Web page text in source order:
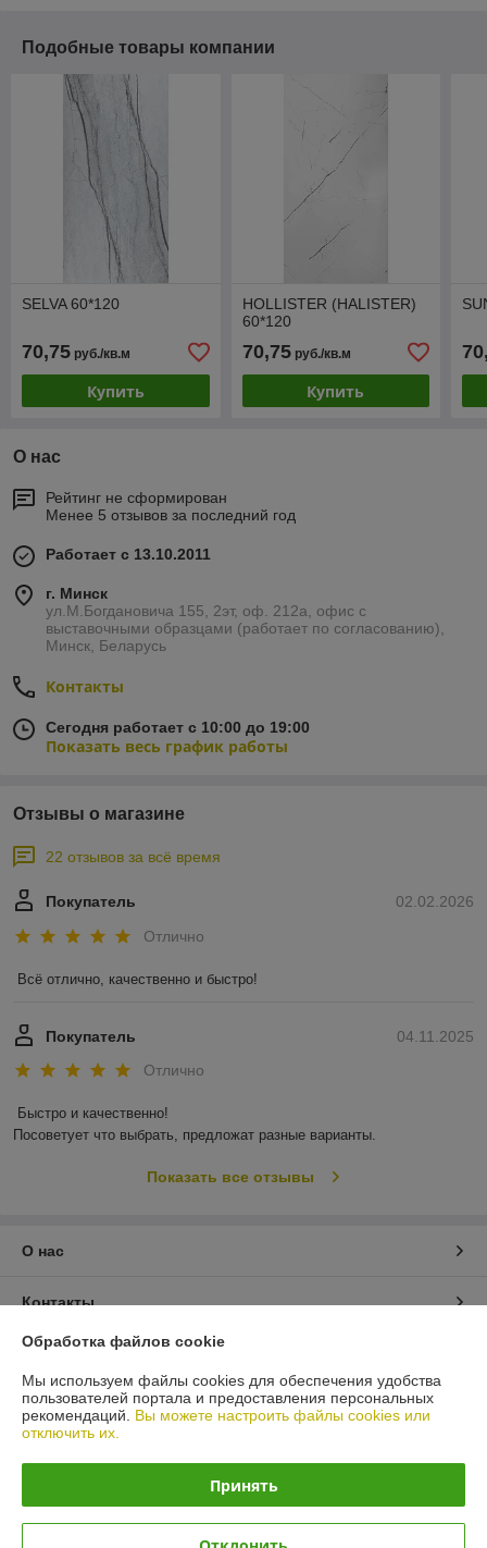
Подобные товары компании
SELVA 60*120
70,75 руб./кв.м
Купить
HOLLISTER (HALISTER)
60*120
70,75руб./кв.м
Купить
О нас
Рейтинг не сформирован
Менее 5 отзывов за последний год
Работает с 13.10.2011
г. Минск
ул.М.Богдановича 155, 2эт, оф. 212а, офис с
выставочными образцами (работает по согласованию),
Минск, Беларусь
Контакты
Сегодня работает с 10:00 до 19:00
Показать весь график работы
Отзывы о магазине
22 отзывов за всё время
02.02.2026
Покупатель
Отлично
Всё отлично, качественно и быстро!
04.11.2025
Покупатель
Отлично
Быстро и качественно!
Посоветует что выбрать, предложат разные варианты.
Показать все отзывы
О нас
Контакты
Доставка и оплата
График работы
Политика обработки cookies
Обработка файлов cookie
Мы используем файлы cookies для обеспечения удобства
пользователей портала и предоставления персональных
рекомендаций. Вы можете настроить файлы cookies или
отключить их.
Принять